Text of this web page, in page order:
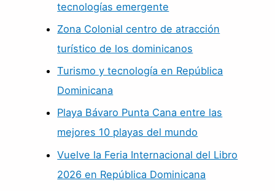
tecnologías emergente
Zona Colonial centro de atracción
turístico de los dominicanos
Turismo y tecnología en República
Dominicana
Playa Bávaro Punta Cana entre las
mejores 10 playas del mundo
Vuelve la Feria Internacional del Libro
2026 en República Dominicana